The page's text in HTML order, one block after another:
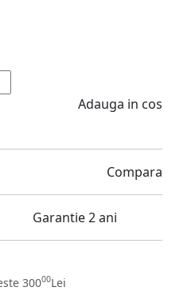
Adauga in cos
Compara
Garantie 2 ani
30000Lei